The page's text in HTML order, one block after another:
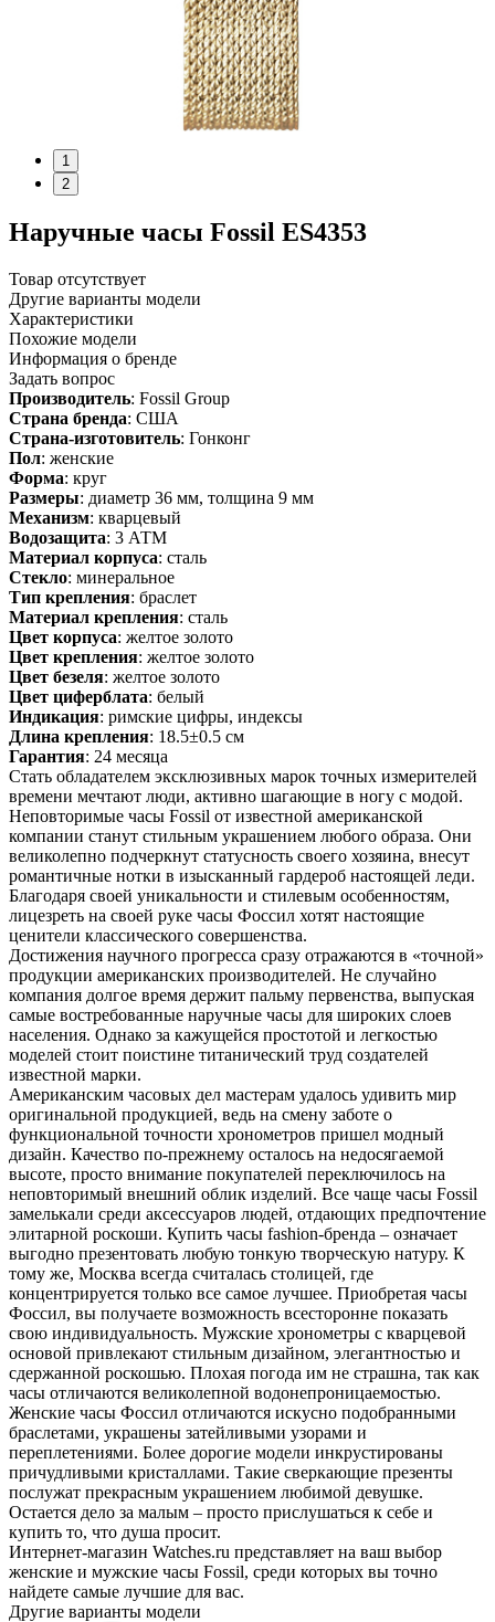
1
2
Наручные часы Fossil ES4353
Товар отсутствует
Другие варианты модели
Характеристики
Похожие модели
Информация о бренде
Задать вопрос
Производитель: Fossil Group
Страна бренда: США
Страна-изготовитель: Гонконг
Пол: женские
Форма: круг
Размеры: диаметр 36 мм, толщина 9 мм
Механизм: кварцевый
Водозащита: 3 АТМ
Материал корпуса: сталь
Стекло: минеральное
Тип крепления: браслет
Материал крепления: сталь
Цвет корпуса: желтое золото
Цвет крепления: желтое золото
Цвет безеля: желтое золото
Цвет циферблата: белый
Индикация: римские цифры, индексы
Длина крепления: 18.5±0.5 см
Гарантия: 24 месяца
Стать обладателем эксклюзивных марок точных измерителей
времени мечтают люди, активно шагающие в ногу с модой.
Неповторимые часы Fossil от известной американской
компании станут стильным украшением любого образа. Они
великолепно подчеркнут статусность своего хозяина, внесут
романтичные нотки в изысканный гардероб настоящей леди.
Благодаря своей уникальности и стилевым особенностям,
лицезреть на своей руке часы Фоссил хотят настоящие
ценители классического совершенства.
Достижения научного прогресса сразу отражаются в «точной»
продукции американских производителей. Не случайно
компания долгое время держит пальму первенства, выпуская
самые востребованные наручные часы для широких слоев
населения. Однако за кажущейся простотой и легкостью
моделей стоит поистине титанический труд создателей
известной марки.
Американским часовых дел мастерам удалось удивить мир
оригинальной продукцией, ведь на смену заботе о
функциональной точности хронометров пришел модный
дизайн. Качество по-прежнему осталось на недосягаемой
высоте, просто внимание покупателей переключилось на
неповторимый внешний облик изделий. Все чаще часы Fossil
замелькали среди аксессуаров людей, отдающих предпочтение
элитарной роскоши. Купить часы fashion-бренда – означает
выгодно презентовать любую тонкую творческую натуру. К
тому же, Москва всегда считалась столицей, где
концентрируется только все самое лучшее. Приобретая часы
Фоссил, вы получаете возможность всесторонне показать
свою индивидуальность. Мужские хронометры с кварцевой
основой привлекают стильным дизайном, элегантностью и
сдержанной роскошью. Плохая погода им не страшна, так как
часы отличаются великолепной водонепроницаемостью.
Женские часы Фоссил отличаются искусно подобранными
браслетами, украшены затейливыми узорами и
переплетениями. Более дорогие модели инкрустированы
причудливыми кристаллами. Такие сверкающие презенты
послужат прекрасным украшением любимой девушке.
Остается дело за малым – просто прислушаться к себе и
купить то, что душа просит.
Интернет-магазин Watches.ru представляет на ваш выбор
женские и мужские часы Fossil, среди которых вы точно
найдете самые лучшие для вас.
Другие варианты модели